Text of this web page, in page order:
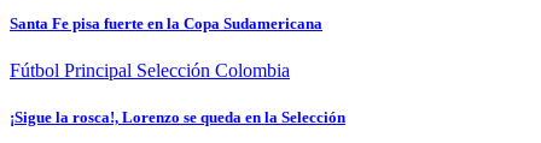
Santa Fe pisa fuerte en la Copa Sudamericana
Fútbol Principal Selección Colombia
¡Sigue la rosca!, Lorenzo se queda en la Selección